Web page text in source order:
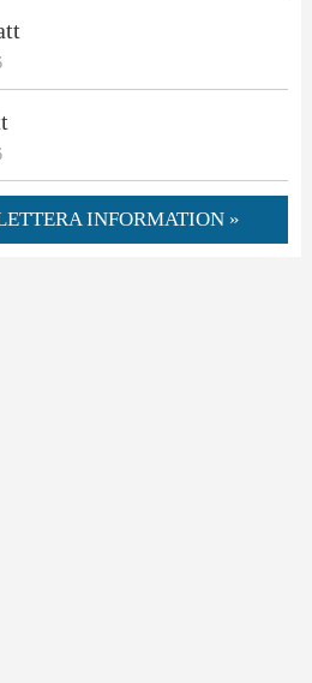
INFORMATION »